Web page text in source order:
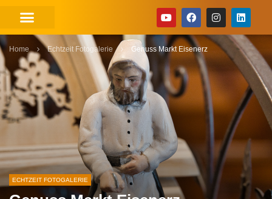
Home Echtzeit Fotogalerie Genuss Markt Eisenerz
ECHTZEIT FOTOGALERIE